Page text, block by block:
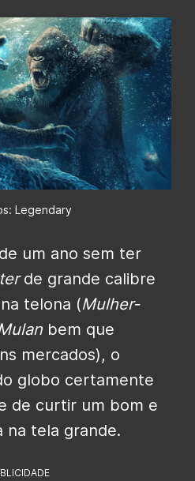
Legendary
um ano sem ter
de grande calibre
telona (Mulher-
bem que
mercados), o
globo certamente
de curtir um bom e
na tela grande.